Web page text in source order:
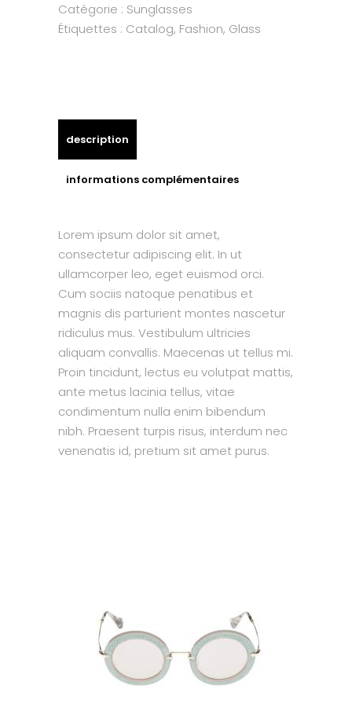
Catégorie : Sunglasses
Étiquettes : Catalog, Fashion, Glass
description
informations complémentaires
Lorem ipsum dolor sit amet,
consectetur adipiscing elit. In ut
ullamcorper leo, eget euismod orci.
Cum sociis natoque penatibus et
magnis dis parturient montes nascetur
ridiculus mus. Vestibulum ultricies
aliquam convallis. Maecenas ut tellus mi.
Proin tincidunt, lectus eu volutpat mattis,
ante metus lacinia tellus, vitae
condimentum nulla enim bibendum
nibh. Praesent turpis risus, interdum nec
venenatis id, pretium sit amet purus.